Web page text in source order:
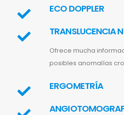
ECO DOPPLER
TRANSLUCENCIA
Ofrece mucha
posibles anomalías
ERGOMETRÍA